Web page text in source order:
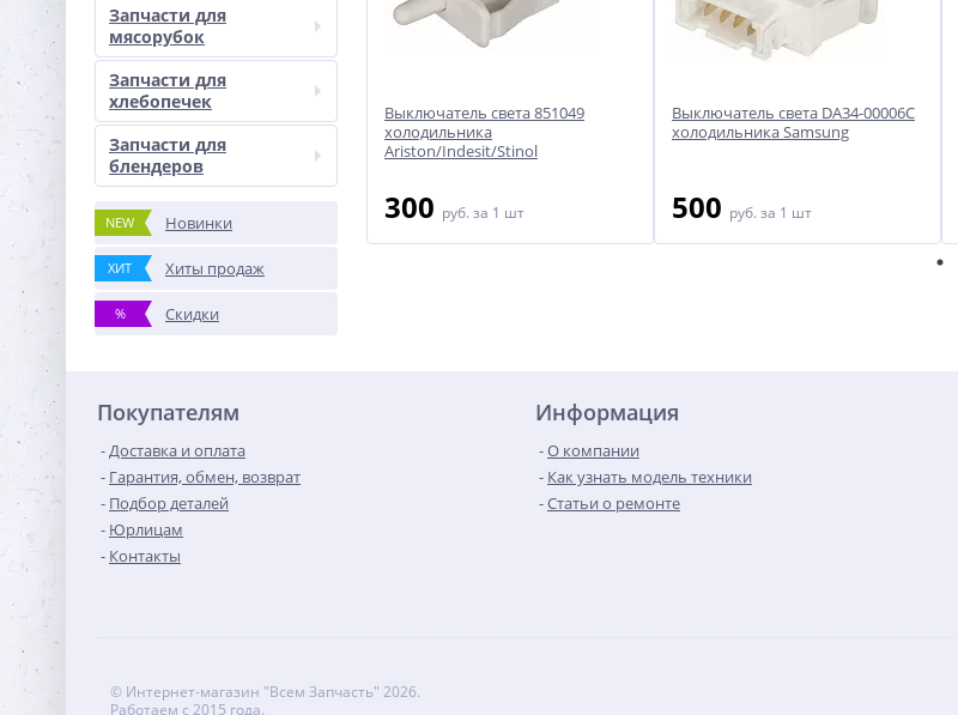
Запчасти для
мясорубок
Запчасти для
хлебопечек
Запчасти для
блендеров
NEW Новинки
ХИТ Хиты продаж
% Скидки
Выключатель света 851049
холодильника
Ariston/Indesit/Stinol
300 руб. за 1 шт
Выключатель света DA34-00006C
холодильника Samsung
500 руб. за 1 шт
Покупателям
Доставка и оплата
Гарантия, обмен, возврат
Подбор деталей
Юрлицам
Контакты
Информация
О компании
Как узнать модель техники
Статьи о ремонте
© Интернет-магазин "Всем Запчасть" 2026.
Работаем с 2015 года.